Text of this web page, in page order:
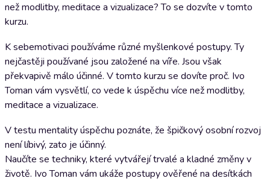
než modlitby, meditace a vizualizace? To se dozvíte v tomto
kurzu.
K sebemotivaci používáme různé myšlenkové postupy. Ty
nejčastěji používané jsou založené na víře. Jsou však
překvapivě málo účinné. V tomto kurzu se dovíte proč. Ivo
Toman vám vysvětlí, co vede k úspěchu více než modlitby,
meditace a vizualizace.
V testu mentality úspěchu poznáte, že špičkový osobní rozvoj
není líbivý, zato je účinný.
Naučíte se techniky, které vytvářejí trvalé a kladné změny v
životě. Ivo Toman vám ukáže postupy ověřené na desítkách